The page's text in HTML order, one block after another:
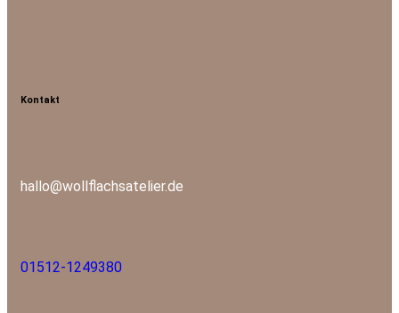
Kontakt
hallo@wollflachsatelier.de
01512-1249380